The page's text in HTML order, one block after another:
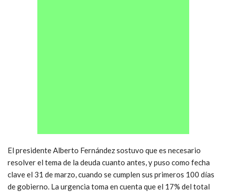
El presidente Alberto Fernández sostuvo que es necesario
resolver el tema de la deuda cuanto antes, y puso como fecha
clave el 31 de marzo, cuando se cumplen sus primeros 100 días
de gobierno. La urgencia toma en cuenta que el 17% del total